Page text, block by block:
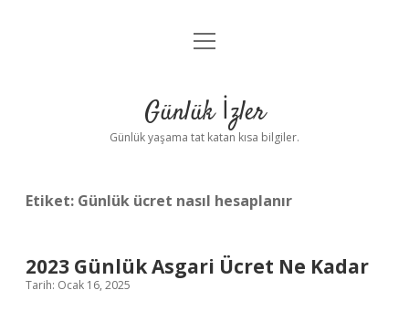
Anasayfa
Yasal Uyarı
menüyü
Günlük İzler
Günlük yaşama tat katan kısa bilgiler.
Etiket: Günlük ücret nasıl hesaplanır
2023 Günlük Asgari Ücret Ne Kadar
Tarih: Ocak 16, 2025